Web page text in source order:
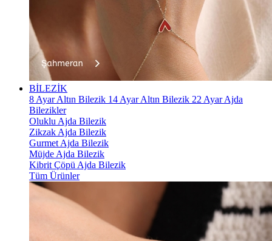
BİLEZİK
8 Ayar Altın Bilezik 14 Ayar Altın Bilezik 22 Ayar Ajda
Bilezikler
Oluklu Ajda Bilezik
Zikzak Ajda Bilezik
Gurmet Ajda Bilezik
Müjde Ajda Bilezik
Kibrit Çöpü Ajda Bilezik
Tüm Ürünler